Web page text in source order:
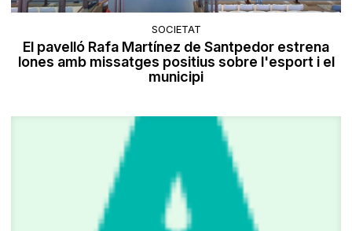
SOCIETAT
El pavelló Rafa Martínez de Santpedor estrena
lones amb missatges positius sobre l'esport i el
municipi